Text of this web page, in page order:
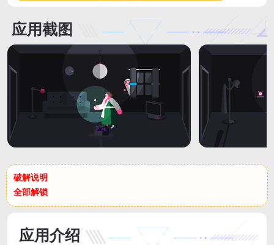
应用截图
破解说明
全部解锁
应用介绍